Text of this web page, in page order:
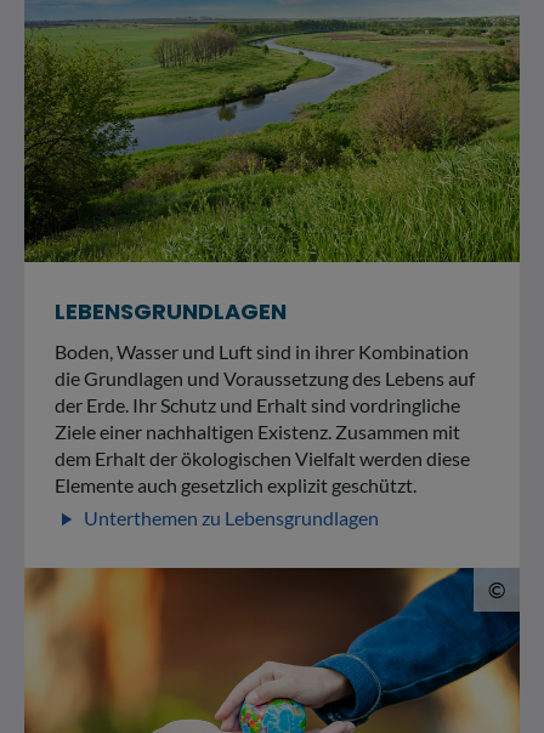
LEBENSGRUNDLAGEN
Boden, Wasser und Luft sind in ihrer Kombination
die Grundlagen und Voraussetzung des Lebens auf
der Erde. Ihr Schutz und Erhalt sind vordringliche
Ziele einer nachhaltigen Existenz. Zusammen mit
dem Erhalt der ökologischen Vielfalt werden diese
Elemente auch gesetzlich explizit geschützt.
play_arrow Unterthemen zu Lebensgrundlagen
©